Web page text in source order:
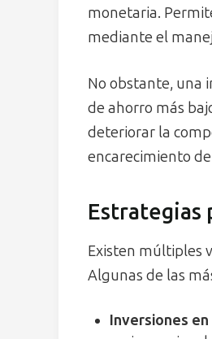
monetaria.
mediante el
No obstante, una
de ahorro más
deteriorar la
encarecimiento
Estrategias
Existen múltiples
Algunas de las
Inversiones